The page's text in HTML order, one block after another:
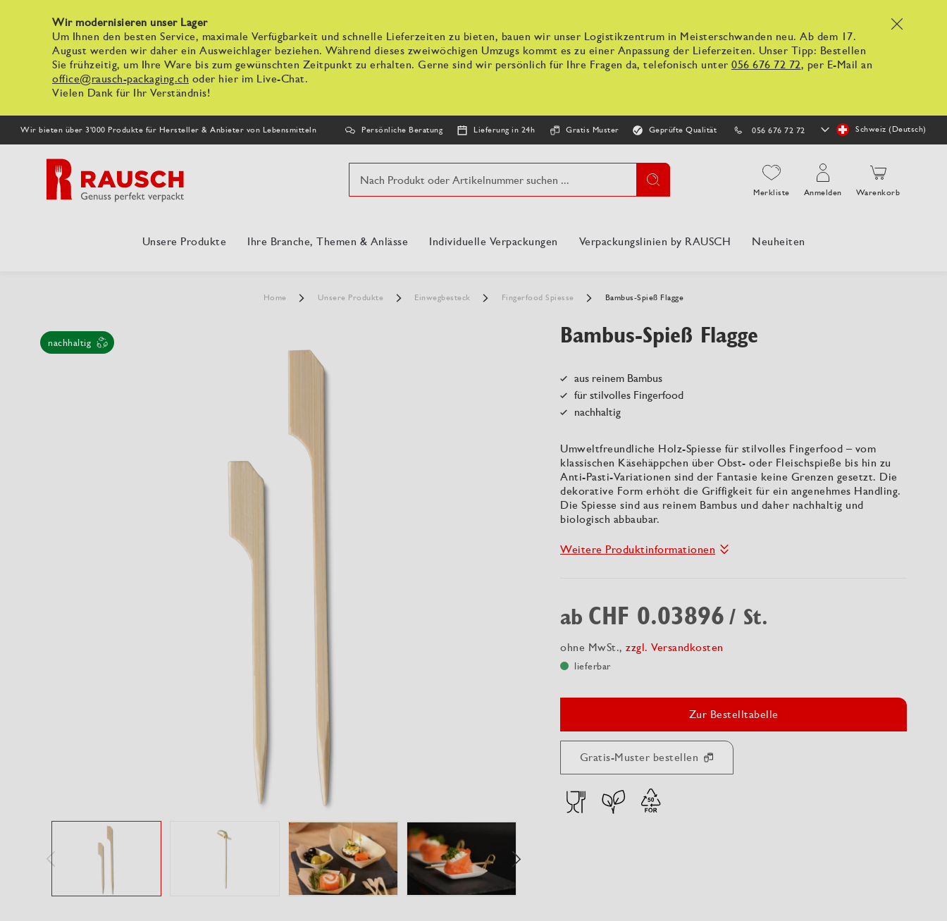
x
Wir modernisieren unser Lager
Um Ihnen den besten Service, maximale Verfügbarkeit und schnelle Lieferzeiten zu bieten, bauen wir unser Logistikzentrum in Meisterschwanden neu. Ab dem 17.
August werden wir daher ein Ausweichlager beziehen. Während dieses zweiwöchigen Umzugs kommt es zu einer Anpassung der Lieferzeiten. Unser Tipp: Bestellen
Sie frühzeitig, um Ihre Ware bis zum gewünschten Zeitpunkt zu erhalten. Gerne sind wir persönlich für Ihre Fragen da, telefonisch unter 056 676 72 72, per E-Mail an
office@rausch-packaging.ch oder hier im Live-Chat.
Vielen Dank für Ihr Verständnis!
Wir bieten über 3'000 Produkte für Hersteller & Anbieter von Lebensmitteln Persönliche Beratung Lieferung in 24h Gratis Muster Geprüfte Qualität 056 676 72 72
Store
auswählen
Schweiz (Deutsch)
Suche
Merkliste Anmelden Warenkorb
Unsere Produkte Ihre Branche, Themen & Anlässe Individuelle Verpackungen Verpackungslinien by RAUSCH Neuheiten
Home Unsere Produkte Einwegbesteck Fingerfood Spiesse Bambus-Spieß Flagge
nachhaltig Bambus-Spieß Flagge
aus reinem Bambus
für stilvolles Fingerfood
nachhaltig
Umweltfreundliche Holz-Spiesse für stilvolles Fingerfood – vom
klassischen Käsehäppchen über Obst- oder Fleischspieße bis hin zu
Anti-Pasti-Variationen sind der Fantasie keine Grenzen gesetzt. Die
dekorative Form erhöht die Griffigkeit für ein angenehmes Handling.
Die Spiesse sind aus reinem Bambus und daher nachhaltig und
biologisch abbaubar.
Weitere Produktinformationen
ab CHF 0.03896 / St.
ohne MwSt., zzgl. Versandkosten
lieferbar
Zur Bestelltabelle
Gratis-Muster bestellen